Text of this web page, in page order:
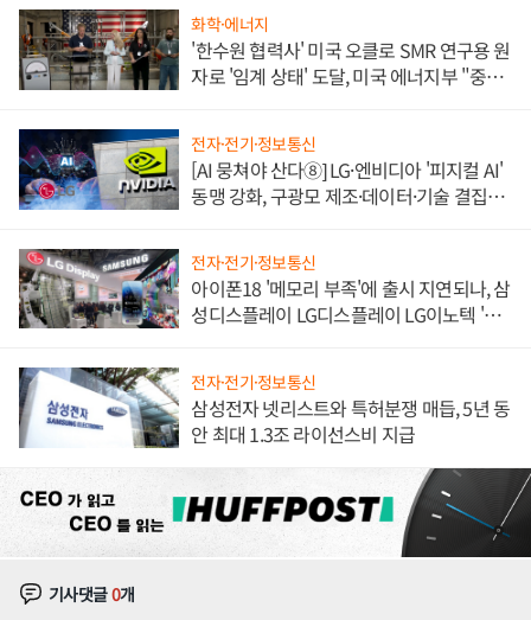
화학·에너지
'한수원 협력사' 미국 오클로 SMR 연구용 원
자로 '임계 상태' 도달, 미국 에너지부 "중요
전자·전기·정보통신
[AI 뭉쳐야 산다⑧] LG·엔비디아 '피지컬 AI'
동맹 강화, 구광모 제조·데이터·기술 결집
전자·전기·정보통신
아이폰18 '메모리 부족'에 출시 지연되나, 삼
성디스플레이 LG디스플레이 LG이노텍 '탈
전자·전기·정보통신
삼성전자 넷리스트와 특허분쟁 매듭, 5년 동
안 최대 1.3조 라이선스비 지급
기사댓글0개